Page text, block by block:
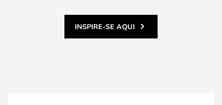
INSPIRE-SE AQUI